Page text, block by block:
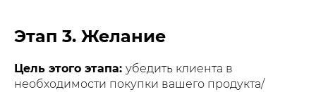
Этап 3. Желание
Цель этого этапа: убедить клиента в
необходимости покупки вашего продукта/